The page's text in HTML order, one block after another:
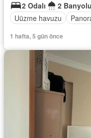
2 Odalı
2 Banyolu
Uüzme havuzu
1 hafta, 5 gün önce